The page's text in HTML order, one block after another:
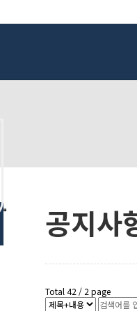
공지사
Total 42 / 2 page